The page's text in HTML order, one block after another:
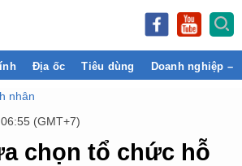
Địa ốc Tiêu dùng Doanh nghiệp –
nhân
(GMT+7)
chọn tổ chức hỗ